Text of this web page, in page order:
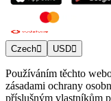
Czech USD
Používáním těchto
zásadami ochrany
příslušným vlastníkům